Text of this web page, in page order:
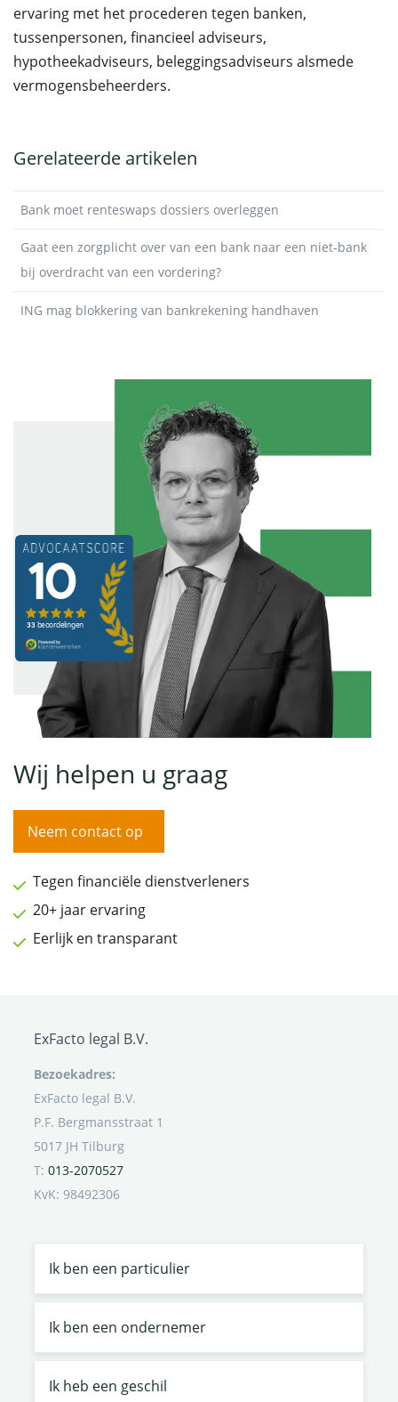
ervaring met het procederen tegen banken,
tussenpersonen, financieel adviseurs,
hypotheekadviseurs, beleggingsadviseurs alsmede
vermogensbeheerders.
Gerelateerde artikelen
Bank moet renteswaps dossiers overleggen
Gaat een zorgplicht over van een bank naar een niet-bank
bij overdracht van een vordering?
ING mag blokkering van bankrekening handhaven
Wij helpen u graag
Neem contact op
Tegen financiële dienstverleners
20+ jaar ervaring
Eerlijk en transparant
ExFacto legal B.V.
Bezoekadres:
ExFacto legal B.V.
P.F. Bergmansstraat 1
5017 JH Tilburg
T: 013-2070527
KvK: 98492306
Ik ben een particulier
Ik ben een ondernemer
Ik heb een geschil